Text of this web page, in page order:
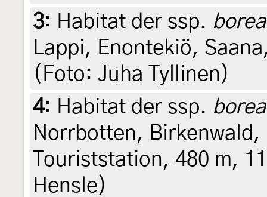
3: Habitat der ssp.
Lappi, Enontekiö,
(Foto: Juha Tyllinen)
4: Habitat der ssp.
Norrbotten,
Touriststation, 480 m,
Hensle)